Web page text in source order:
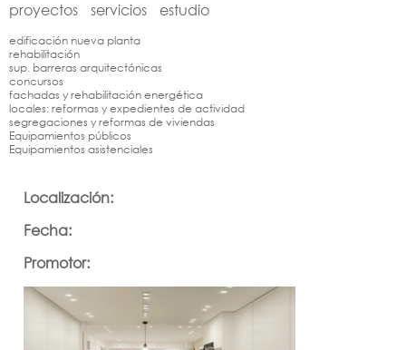
proyectos servicios estudio
edificación nueva planta
rehabilitación
sup. barreras arquitectónicas
concursos
fachadas y rehabilitación energética
locales: reformas y expedientes de actividad
segregaciones y reformas de viviendas
Equipamientos públicos
Equipamientos asistenciales
Localización:
Fecha:
Promotor: